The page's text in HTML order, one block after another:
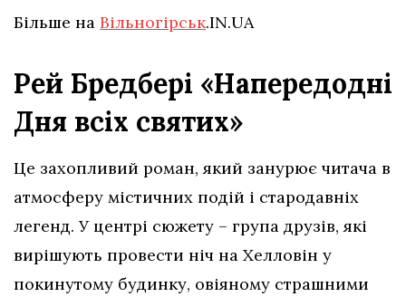
Більше на Вільногірськ.IN.UA
Рей Бредбері «Напередодні
Дня всіх святих»
Це захопливий роман, який занурює читача в
атмосферу містичних подій і стародавніх
легенд. У центрі сюжету – група друзів, які
вирішують провести ніч на Хелловін у
покинутому будинку, овіяному страшними